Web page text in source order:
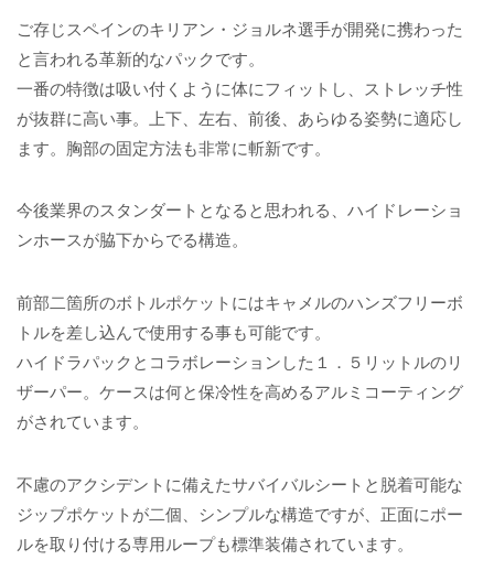
ご存じスペインのキリアン・ジョルネ選手が開発に携わった
と言われる革新的なパックです。
一番の特徴は吸い付くように体にフィットし、ストレッチ性
が抜群に高い事。上下、左右、前後、あらゆる姿勢に適応し
ます。胸部の固定方法も非常に斬新です。
今後業界のスタンダートとなると思われる、ハイドレーショ
ンホースが脇下からでる構造。
前部二箇所のボトルポケットにはキャメルのハンズフリーボ
トルを差し込んで使用する事も可能です。
ハイドラパックとコラボレーションした１．５リットルのリ
ザーパー。ケースは何と保冷性を高めるアルミコーティング
がされています。
不慮のアクシデントに備えたサバイバルシートと脱着可能な
ジップポケットが二個、シンプルな構造ですが、正面にポー
ルを取り付ける専用ループも標準装備されています。